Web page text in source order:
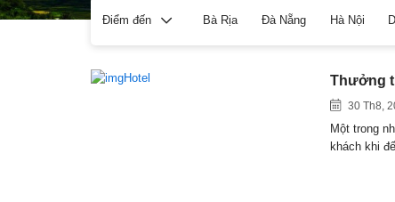
Điểm đến Bà Rịa Đà Nẵng Hà Nội
Thưởng
30 Th8,
Một trong
khách khi